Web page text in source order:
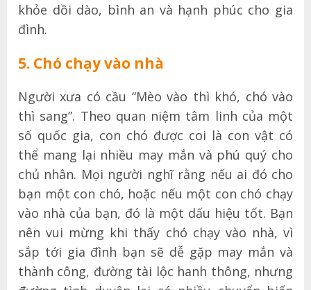
khỏe dồi dào, bình an và hạnh phúc cho gia
đình.
5. Chó chạy vào nhà
Người xưa có cầu “Mèo vào thì khó, chó vào
thì sang”. Theo quan niệm tâm linh của một
số quốc gia, con chó được coi là con vật có
thể mang lại nhiều may mắn và phú quý cho
chủ nhân. Mọi người nghĩ rằng nếu ai đó cho
bạn một con chó, hoặc nếu một con chó chạy
vào nhà của bạn, đó là một dấu hiệu tốt. Bạn
nên vui mừng khi thấy chó chạy vào nhà, vì
sắp tới gia đình bạn sẽ dễ gặp may mắn và
thành công, đường tài lộc hanh thông, nhưng